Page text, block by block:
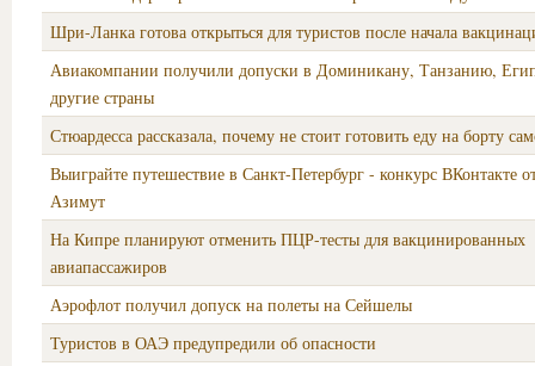
Шри-Ланка готова открыться для туристов после начала
Авиакомпании получили допуски в Доминикану, Танзанию,
другие страны
Стюардесса рассказала, почему не стоит готовить еду на борту
Выиграйте путешествие в Санкт-Петербург - конкурс ВКонтакте
Азимут
На Кипре планируют отменить ПЦР-тесты для вакцинированных
авиапассажиров
Аэрофлот получил допуск на полеты на Сейшелы
Туристов в ОАЭ предупредили об опасности